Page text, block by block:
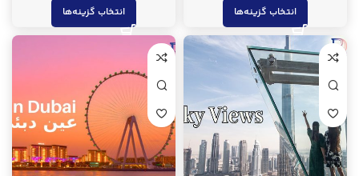
انتخاب گزینه‌ها انتخاب گزینه‌ها